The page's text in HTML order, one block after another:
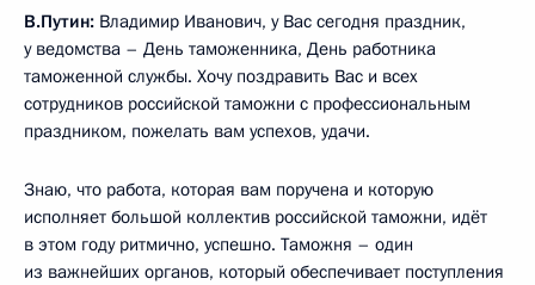
В.Путин: Владимир Иванович, у Вас сегодня праздник,
у ведомства – День таможенника, День работника
таможенной службы. Хочу поздравить Вас и всех
сотрудников российской таможни с профессиональным
праздником, пожелать вам успехов, удачи.
Знаю, что работа, которая вам поручена и которую
исполняет большой коллектив российской таможни, идёт
в этом году ритмично, успешно. Таможня – один
из важнейших органов, который обеспечивает поступления